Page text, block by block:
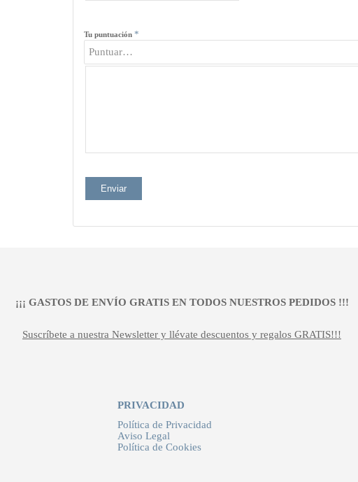
Tu puntuación*
¡¡¡ GASTOS DE ENVÍO GRATIS EN TODOS NUESTROS PEDIDOS !!!
Suscríbete a nuestra Newsletter y llévate descuentos y regalos GRATIS!!!
PRIVACIDAD
Política de Privacidad
Aviso Legal
Política de Cookies